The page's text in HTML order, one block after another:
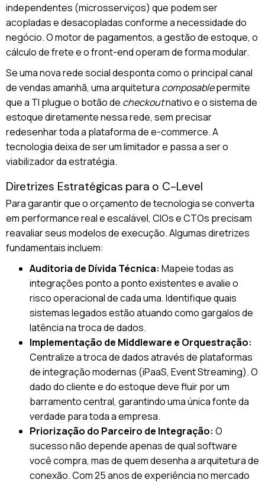
independentes (microsserviços) que podem ser
acopladas e desacopladas conforme a necessidade do
negócio. O motor de pagamentos, a gestão de estoque, o
cálculo de frete e o front-end operam de forma modular.
Se uma nova rede social desponta como o principal canal
de vendas amanhã, uma arquitetura composablepermite
que a TI plugue o botão de checkoutnativo e o sistema de
estoque diretamente nessa rede, sem precisar
redesenhar toda a plataforma de e-commerce. A
tecnologia deixa de ser um limitador e passa a ser o
viabilizador da estratégia.
Diretrizes Estratégicas para o C-Level
Para garantir que o orçamento de tecnologia se converta
em performance real e escalável, CIOs e CTOs precisam
reavaliar seus modelos de execução. Algumas diretrizes
fundamentais incluem:
Auditoria de Dívida Técnica: Mapeie todas as
integrações ponto a ponto existentes e avalie o
risco operacional de cada uma. Identifique quais
sistemas legados estão atuando como gargalos de
latência na troca de dados.
Implementação de Middleware e Orquestração:
Centralize a troca de dados através de plataformas
de integração modernas (iPaaS, Event Streaming). O
dado do cliente e do estoque deve fluir por um
barramento central, garantindo uma única fonte da
verdade para toda a empresa.
Priorização do Parceiro de Integração: O
sucesso não depende apenas de qual software
você compra, mas de quem desenha a arquitetura de
conexão. Com 25 anos de experiência no mercado